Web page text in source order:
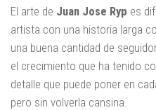
El arte de Juan Jose Ryp es
artista con una historia larga
una buena cantidad de
el crecimiento que ha tenido
detalle que puede poner en
pero sin volverla cansina.